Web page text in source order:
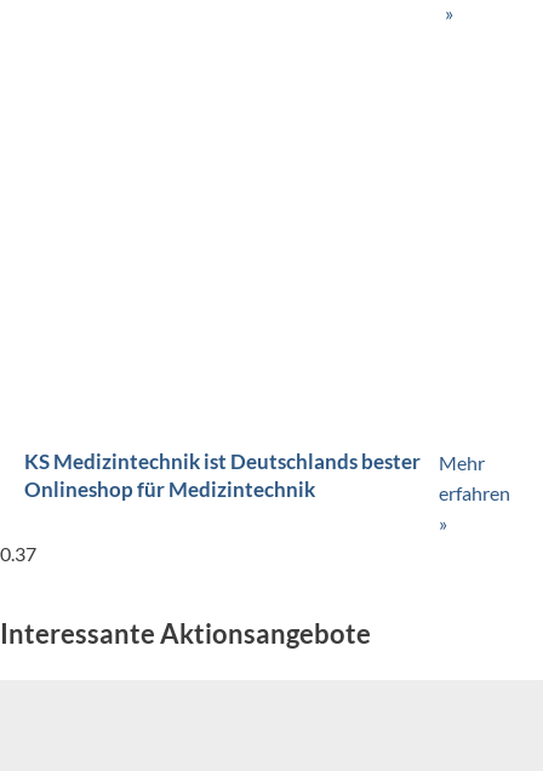
»
KS Medizintechnik ist Deutschlands bester
Onlineshop für Medizintechnik
Mehr
erfahren
»
Interessante Aktionsangebote